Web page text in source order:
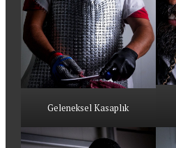
Geleneksel Kasaplık